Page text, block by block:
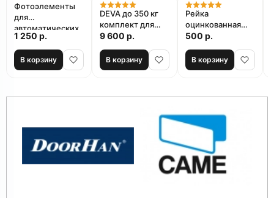
Фотоэлементы
для
автоматических
ворот AN-
MOTORS APHOTO
1 250 р.
В корзину
DEVA до 350 кг
комплект для
откатных ворот
9 600 р.
В корзину
Рейка
оцинкованная
стальная
ФУРНИТЕХ 8 мм
500 р.
В корзину